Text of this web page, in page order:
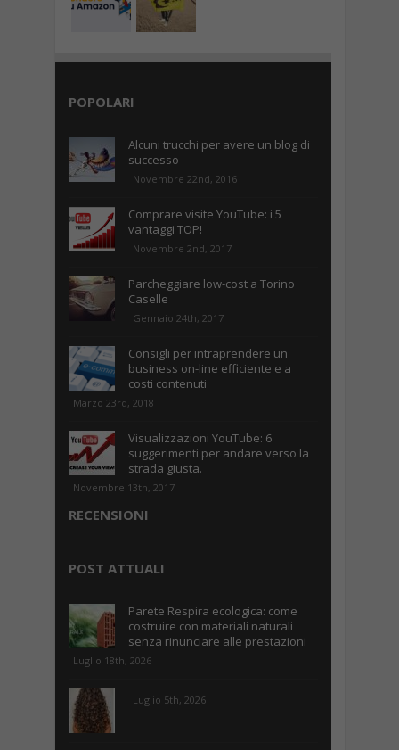
POPOLARI
Alcuni trucchi per avere un blog di
successo
Novembre 22nd, 2016
Comprare visite YouTube: i 5
vantaggi TOP!
Novembre 2nd, 2017
Parcheggiare low-cost a Torino
Caselle
Gennaio 24th, 2017
Consigli per intraprendere un
business on-line efficiente e a
costi contenuti
Marzo 23rd, 2018
Visualizzazioni YouTube: 6
suggerimenti per andare verso la
strada giusta.
Novembre 13th, 2017
RECENSIONI
POST ATTUALI
Parete Respira ecologica: come
costruire con materiali naturali
senza rinunciare alle prestazioni
Luglio 18th, 2026
Luglio 5th, 2026